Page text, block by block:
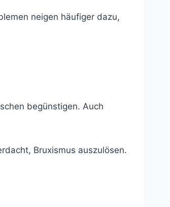
neigen häufiger dazu,
begünstigen. Auch
Bruxismus auszulösen.